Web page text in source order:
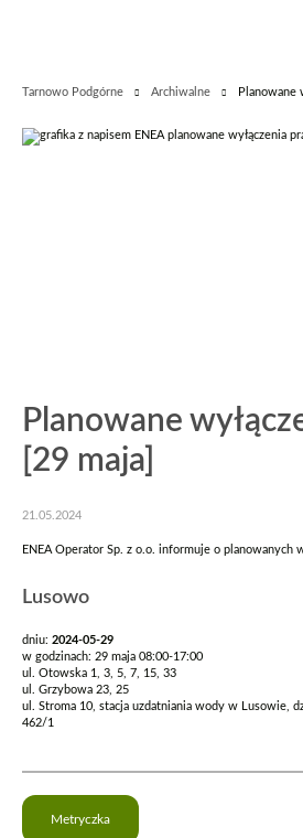
Tarnowo Podgórne Archiwalne Planowane
Planowane
[29 maja]
21.05.2024
ENEA Operator Sp. z o.o. informuje o planowanych
Lusowo
dniu: 2024-05-29
w godzinach: 29 maja 08:00-17:00
ul. Otowska 1, 3, 5, 7, 15, 33
ul. Grzybowa 23, 25
ul. Stroma 10, stacja uzdatniania wody w Lusowie,
462/1
Metryczka